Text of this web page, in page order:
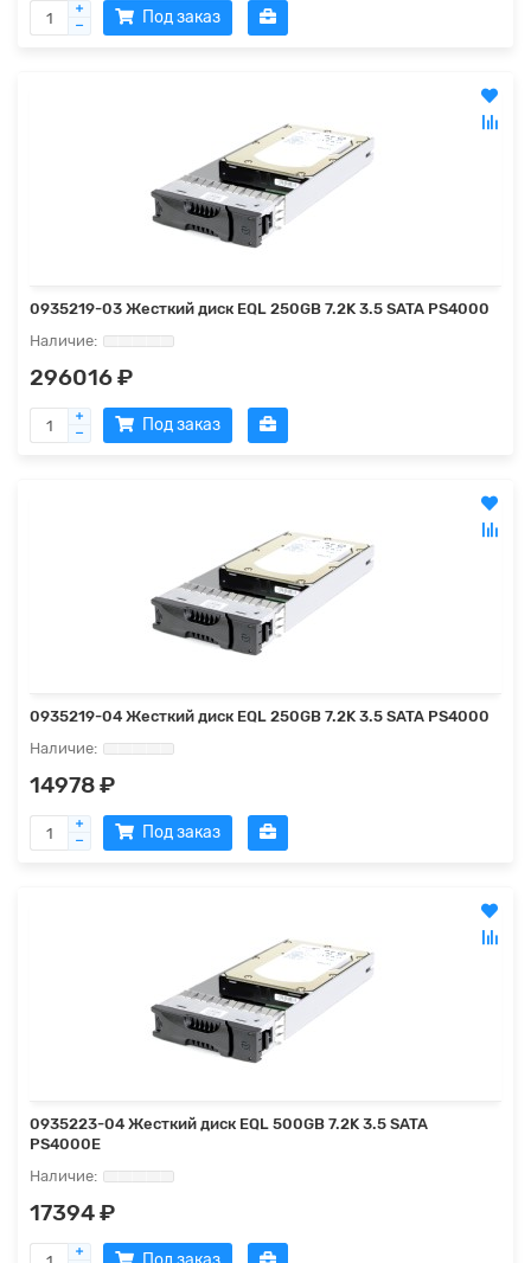
Под заказ
0935219-03 Жесткий диск EQL 250GB 7.2K 3.5 SATA PS4000
296016 ₽
Под заказ
0935219-04 Жесткий диск EQL 250GB 7.2K 3.5 SATA PS4000
14978 ₽
Под заказ
0935223-04 Жесткий диск EQL 500GB 7.2K 3.5 SATA
PS4000E
17394 ₽